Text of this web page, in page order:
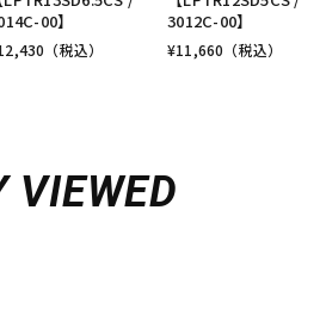
00】
（税込）
3012C-00】
¥11,660 （税込）
VIEWED